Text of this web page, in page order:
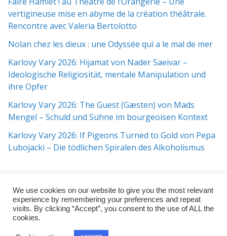
vertigineuse mise en abyme de la création théâtrale.
Rencontre avec Valeria Bertolotto
Nolan chez les dieux : une Odyssée qui a le mal de mer
Karlovy Vary 2026: Hijamat von Nader Saeivar​​ –
Ideologische Religiosität, mentale Manipulation und
ihre Opfer
Karlovy Vary 2026: The Guest (Gæsten) von Mads
Mengel – Schuld und Sühne im bourgeoisen Kontext
Karlovy Vary 2026: If Pigeons Turned to Gold von Pepa
Lubojacki – Die tödlichen Spiralen des Alkoholismus
Copyright © 2026j:mag
We use cookies on our website to give you the most relevant
experience by remembering your preferences and repeat
visits. By clicking “Accept”, you consent to the use of ALL the
cookies.